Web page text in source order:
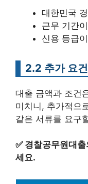
대한민국
근무 기간
신용 등급
2.2 추가 요건
대출 금액과 조건
미치니, 추가적으
같은 서류를 요구
✅ 경찰공무원대
세요.